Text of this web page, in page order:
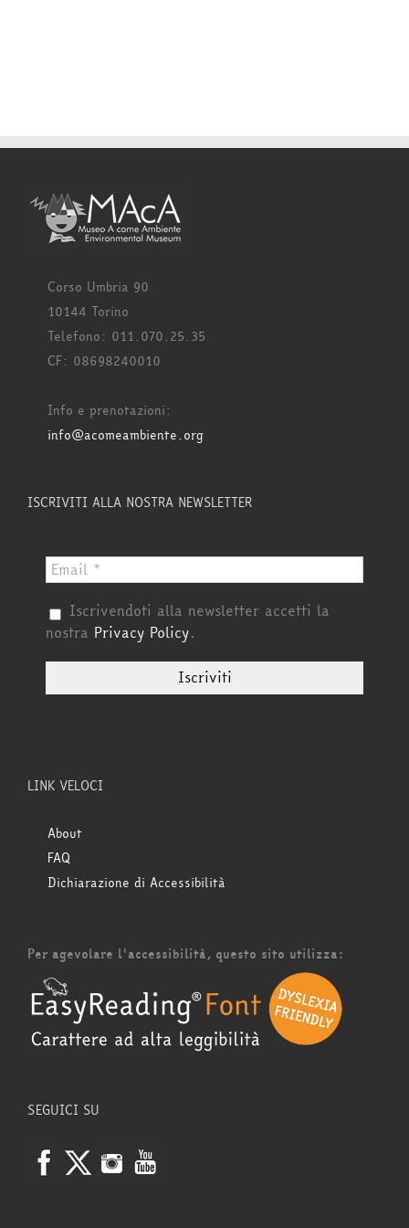
Corso Umbria 90
10144 Torino
Telefono: 011.070.25.35
CF: 08698240010
Info e prenotazioni:
info@acomeambiente.org
ISCRIVITI ALLA NOSTRA NEWSLETTER
Iscrivendoti alla newsletter accetti la
nostra Privacy Policy.
LINK VELOCI
About
FAQ
Dichiarazione di Accessibilità
Per agevolare l'accessibilità, questo sito utilizza:
SEGUICI SU